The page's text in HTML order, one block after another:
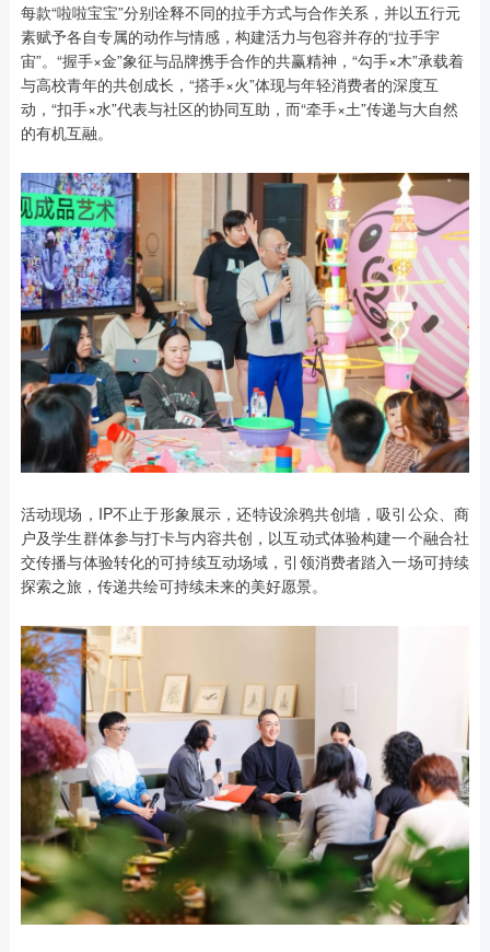
每款“啦啦宝宝”分别诠释不同的拉手方式与合作关系，并以五行元
素赋予各自专属的动作与情感，构建活力与包容并存的“拉手宇
宙”。“握手×金”象征与品牌携手合作的共赢精神，“勾手×木”承载着
与高校青年的共创成长，“搭手×火”体现与年轻消费者的深度互
动，“扣手×水”代表与社区的协同互助，而“牵手×土”传递与大自然
的有机互融。
活动现场，IP不止于形象展示，还特设涂鸦共创墙，吸引公众、商
户及学生群体参与打卡与内容共创，以互动式体验构建一个融合社
交传播与体验转化的可持续互动场域，引领消费者踏入一场可持续
探索之旅，传递共绘可持续未来的美好愿景。